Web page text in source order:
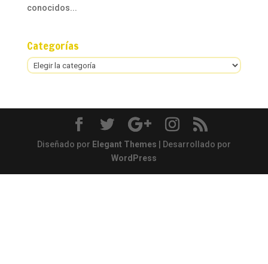
conocidos...
Categorías
Categorías
Diseñado por Elegant Themes | Desarrollado por
WordPress